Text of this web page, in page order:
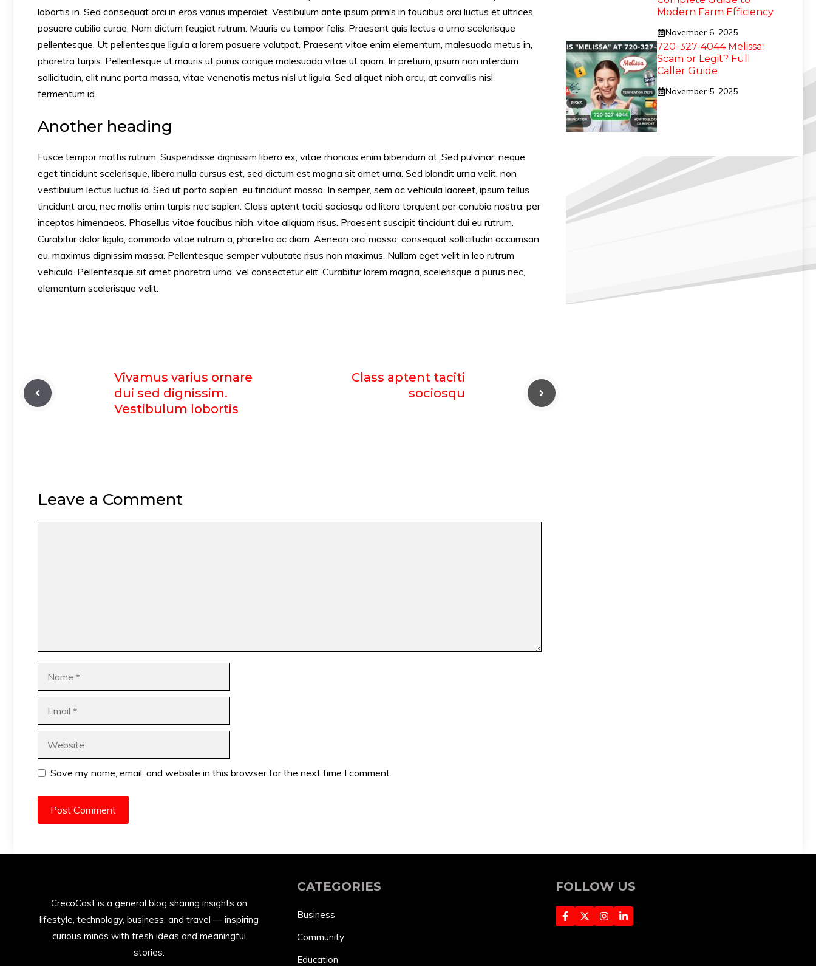
lobortis in. Sed consequat orci in eros varius imperdiet. Vestibulum ante ipsum primis in faucibus orci luctus et ultrices
posuere cubilia curae; Nam dictum feugiat rutrum. Mauris eu tempor felis. Praesent quis lectus a urna scelerisque
pellentesque. Ut pellentesque ligula a lorem posuere volutpat. Praesent vitae enim elementum, malesuada metus in,
pharetra turpis. Pellentesque ut mauris ut purus congue malesuada vitae ut quam. In pretium, ipsum non interdum
sollicitudin, elit nunc porta massa, vitae venenatis metus nisl ut ligula. Sed aliquet nibh arcu, at convallis nisl
fermentum id.
Another heading
Fusce tempor mattis rutrum. Suspendisse dignissim libero ex, vitae rhoncus enim bibendum at. Sed pulvinar, neque
eget tincidunt scelerisque, libero nulla cursus est, sed dictum est magna sit amet urna. Sed blandit urna velit, non
vestibulum lectus luctus id. Sed ut porta sapien, eu tincidunt massa. In semper, sem ac vehicula laoreet, ipsum tellus
tincidunt arcu, nec mollis enim turpis nec sapien. Class aptent taciti sociosqu ad litora torquent per conubia nostra, per
inceptos himenaeos. Phasellus vitae faucibus nibh, vitae aliquam risus. Praesent suscipit tincidunt dui eu rutrum.
Curabitur dolor ligula, commodo vitae rutrum a, pharetra ac diam. Aenean orci massa, consequat sollicitudin accumsan
eu, maximus dignissim massa. Pellentesque semper vulputate risus non maximus. Nullam eget velit in leo rutrum
vehicula. Pellentesque sit amet pharetra urna, vel consectetur elit. Curabitur lorem magna, scelerisque a purus nec,
elementum scelerisque velit.
Vivamus varius ornare
dui sed dignissim.
Vestibulum lobortis
Class aptent taciti
sociosqu
Leave a Comment
Save my name, email, and website in this browser for the next time I comment.
Modern Farm Efficiency
November 6, 2025
720-327-4044 Melissa:
Scam or Legit? Full
Caller Guide
November 5, 2025
CrecoCast is a general blog sharing insights on
lifestyle, technology, business, and travel — inspiring
curious minds with fresh ideas and meaningful
stories.
CATEGORIES
Business
Community
Education
FOLLOW US